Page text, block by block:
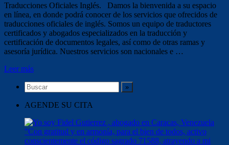
Traducciones Oficiales Inglés. Damos la bienvenida a su espacio
en línea, en donde podrá conocer de los servicios que ofrecidos de
traducciones oficiales de inglés. Somos un equipo de traductores
certificados y abogados especializados en la traducción y
certificación de documentos legales, así como de otras ramas y
asesoría jurídica. Nuestros servicios son nacionales e …
Leer más
AGENDE SU CITA